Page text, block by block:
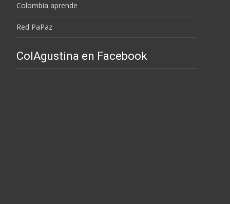
Colombia aprende
Red PaPaz
ColAgustina en Facebook